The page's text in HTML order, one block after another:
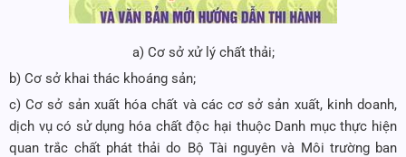
a) Cơ sở xử lý chất thải;
b) Cơ sở khai thác khoáng sản;
c) Cơ sở sản xuất hóa chất và các cơ sở sản xuất, kinh doanh,
dịch vụ có sử dụng hóa chất độc hại thuộc Danh mục thực hiện
quan trắc chất phát thải do Bộ Tài nguyên và Môi trường ban